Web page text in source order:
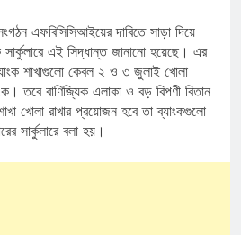
এফবিসিসিআইয়ের দাবিতে সাড়া দিয়ে
সার্কুলারে এই সিদ্ধান্ত জানানো হয়েছে। এর
শাখাগুলো কেবল ২ ও ৩ জুলাই খোলা
তবে বাণিজ্যিক এলাকা ও বড় বিপণী বিতান
খোলা রাখার প্রয়োজন হবে তা ব্যাংকগুলো
সার্কুলারে বলা হয়।